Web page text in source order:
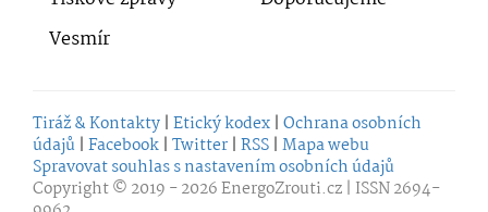
Vesmír
Tiráž & Kontakty | Etický kodex | Ochrana osobních
údajů | Facebook | Twitter | RSS | Mapa webu
Spravovat souhlas s nastavením osobních údajů
Copyright © 2019 - 2026EnergoZrouti.cz | ISSN 2694-